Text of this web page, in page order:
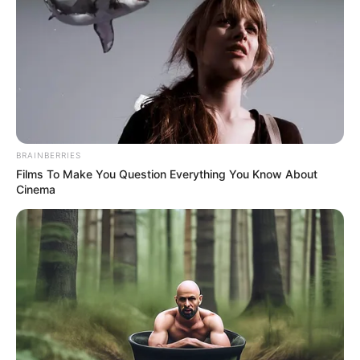
Salsa
Lunes 14 de julio – 9:00 a. m.
Ritmo y Pasión:Introducción al Mundo de la Salsa.
Jueves 17 de julio – 9:00 a. m.
Sabor Caleño:Pasos, Estilo y Energía
Sábado 19 de julio – 11:00 a. m.
Conexión Salsera:
Salsa en Pareja y Solista
Bachata
Sábado 26 de julio – 11:00 a. m.
Bachata 1, 2, 3 y 4:Sensualidad con Técnica y
Seguridad
BRAINBERRIES
Films To Make You Question Everything You Know About
Cinema